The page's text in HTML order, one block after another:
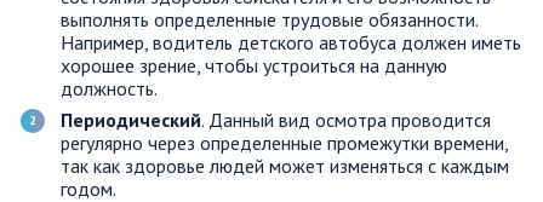
выполнять определенные трудовые обязанности.
Например, водитель детского автобуса должен иметь
хорошее зрение, чтобы устроиться на данную
должность.
Периодический. Данный вид осмотра проводится
регулярно через определенные промежутки времени,
так как здоровье людей может изменяться с каждым
годом.